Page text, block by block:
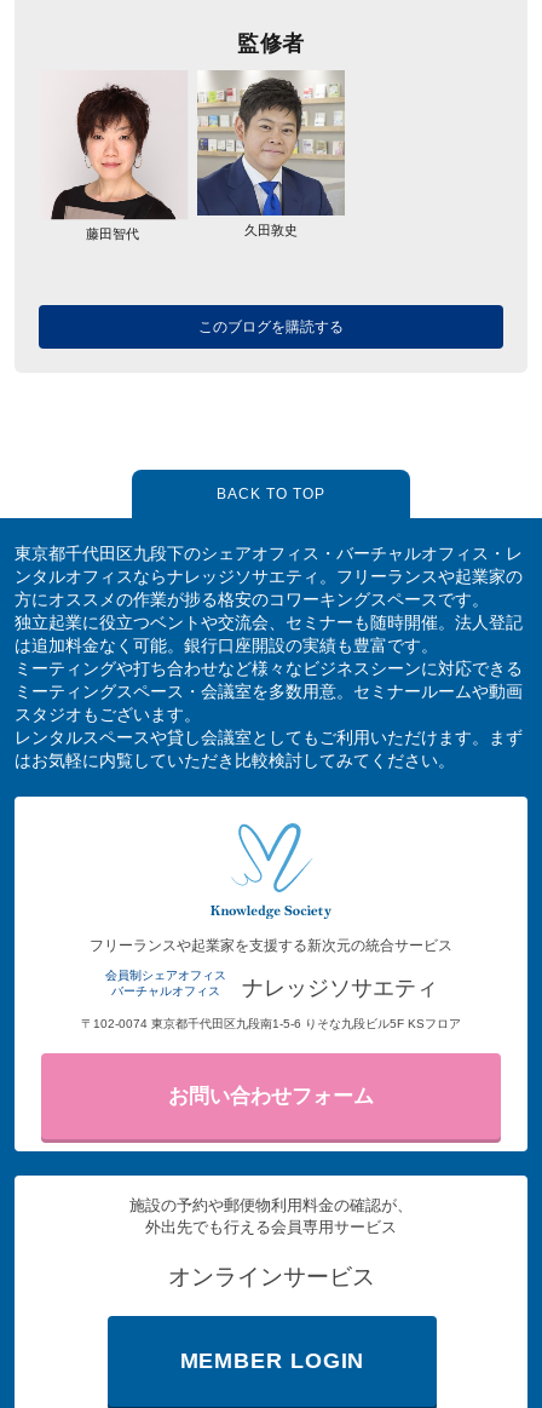
監修者
藤田智代 久田敦史
このブログを購読する
BACK TO TOP
東京都千代田区九段下のシェアオフィス・バーチャルオフィス・レ
ンタルオフィスならナレッジソサエティ。フリーランスや起業家の
方にオススメの作業が捗る格安のコワーキングスペースです。
独立起業に役立つベントや交流会、セミナーも随時開催。法人登記
は追加料金なく可能。銀行口座開設の実績も豊富です。
ミーティングや打ち合わせなど様々なビジネスシーンに対応できる
ミーティングスペース・会議室を多数用意。セミナールームや動画
スタジオもございます。
レンタルスペースや貸し会議室としてもご利用いただけます。まず
はお気軽に内覧していただき比較検討してみてください。
フリーランスや起業家を支援する新次元の統合サービス
会員制シェアオフィス
バーチャルオフィス
ナレッジソサエティ
〒102-0074 東京都千代田区九段南1-5-6 りそな九段ビル5F KSフロア
お問い合わせフォーム
施設の予約や郵便物利用料金の確認が、
外出先でも行える会員専用サービス
オンラインサービス
MEMBER LOGIN